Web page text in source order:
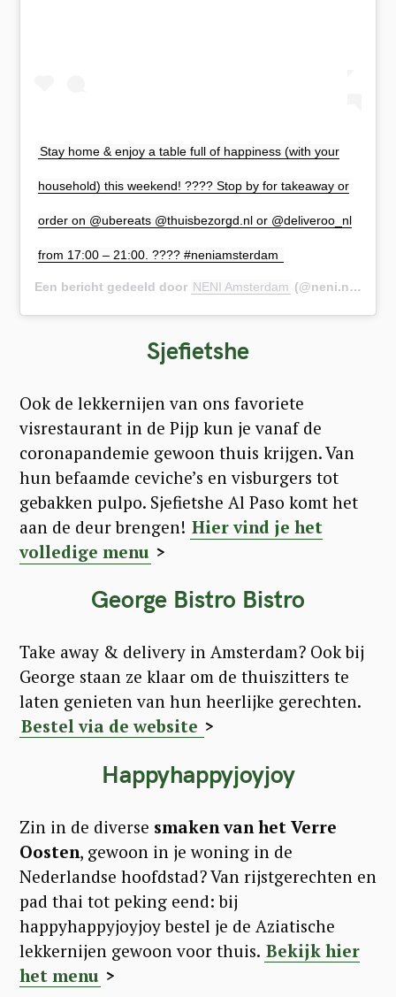
Stay home & enjoy a table full of happiness (with your
household) this weekend! ???? Stop by for takeaway or
order on @ubereats @thuisbezorgd.nl or @deliveroo_nl
from 17:00 – 21:00. ???? #neniamsterdam ​
Een bericht gedeeld door NENI Amsterdam (@neni.netherlands) op
Sjefietshe
Ook de lekkernijen van ons favoriete
visrestaurant in de Pijp kun je vanaf de
coronapandemie gewoon thuis krijgen. Van
hun befaamde ceviche’s en visburgers tot
gebakken pulpo. Sjefietshe Al Paso komt het
aan de deur brengen! Hier vind je het
volledige menu >
George Bistro Bistro
Take away & delivery in Amsterdam? Ook bij
George staan ze klaar om de thuiszitters te
laten genieten van hun heerlijke gerechten.
Bestel via de website >
Happyhappyjoyjoy
Zin in de diverse smaken van het Verre
Oosten, gewoon in je woning in de
Nederlandse hoofdstad? Van rijstgerechten en
pad thai tot peking eend: bij
happyhappyjoyjoy bestel je de Aziatische
lekkernijen gewoon voor thuis. Bekijk hier
het menu >